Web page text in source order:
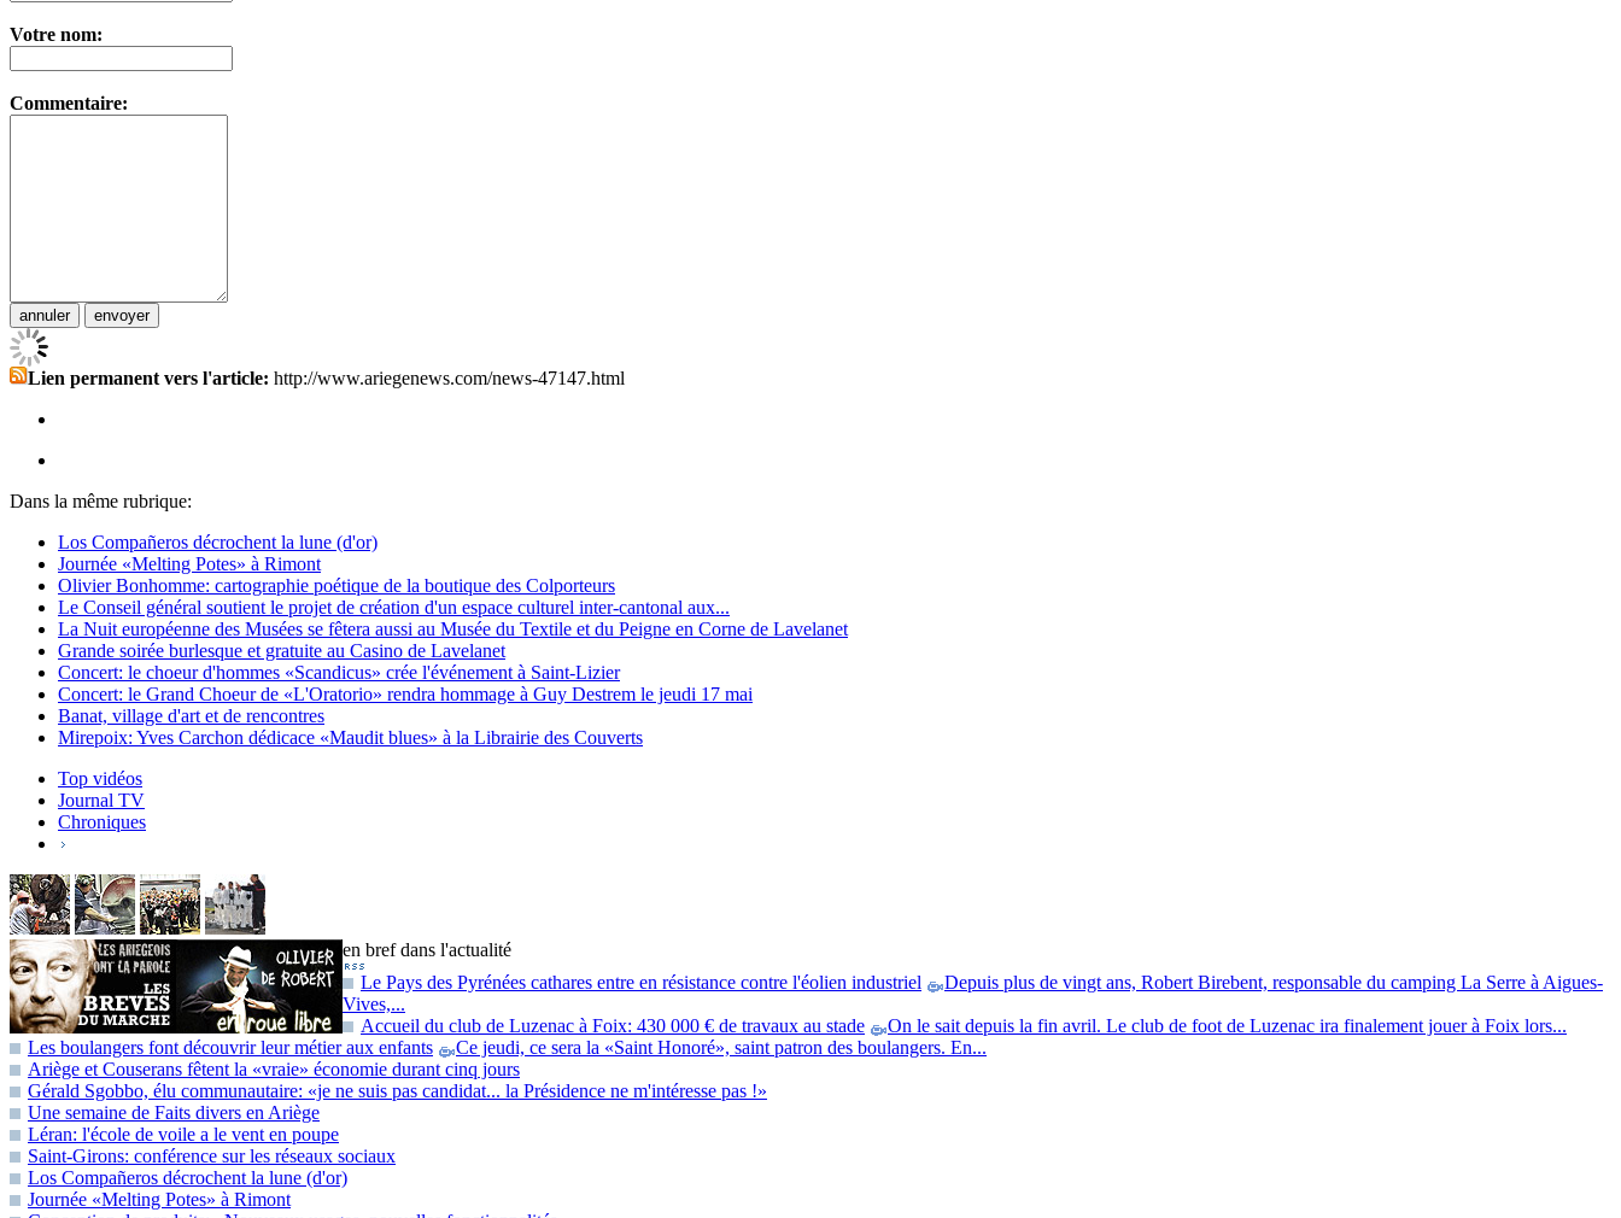
Votre nom:
Commentaire:
Lien permanent vers l'article: http://www.ariegenews.com/news-47147.html
Dans la même rubrique:
Los Compañeros décrochent la lune (d'or)
Journée «Melting Potes» à Rimont
Olivier Bonhomme: cartographie poétique de la boutique des Colporteurs
Le Conseil général soutient le projet de création d'un espace culturel inter-cantonal aux...
La Nuit européenne des Musées se fêtera aussi au Musée du Textile et du Peigne en Corne de Lavelanet
Grande soirée burlesque et gratuite au Casino de Lavelanet
Concert: le choeur d'hommes «Scandicus» crée l'événement à Saint-Lizier
Concert: le Grand Choeur de «L'Oratorio» rendra hommage à Guy Destrem le jeudi 17 mai
Banat, village d'art et de rencontres
Mirepoix: Yves Carchon dédicace «Maudit blues» à la Librairie des Couverts
Top vidéos
Journal TV
Chroniques
en bref dans l'actualité
Le Pays des Pyrénées cathares entre en résistance contre l'éolien industriel
Depuis plus de vingt ans, Robert Birebent, responsable du camping La Serre à Aigues-
Vives,...
Accueil du club de Luzenac à Foix: 430 000 € de travaux au stade
On le sait depuis la fin avril. Le club de foot de Luzenac ira finalement jouer à Foix lors...
Les boulangers font découvrir leur métier aux enfants
Ce jeudi, ce sera la «Saint Honoré», saint patron des boulangers. En...
Ariège et Couserans fêtent la «vraie» économie durant cinq jours
Gérald Sgobbo, élu communautaire: «je ne suis pas candidat... la Présidence ne m'intéresse pas !»
Une semaine de Faits divers en Ariège
Léran: l'école de voile a le vent en poupe
Saint-Girons: conférence sur les réseaux sociaux
Los Compañeros décrochent la lune (d'or)
Journée «Melting Potes» à Rimont